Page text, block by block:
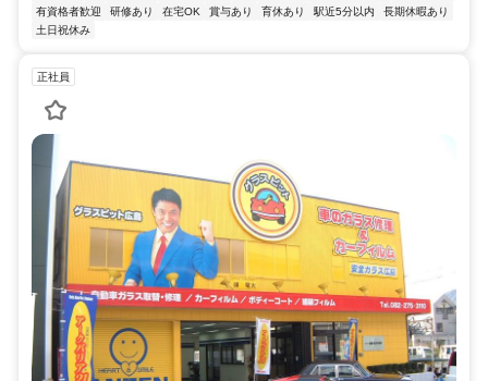
有資格者歓迎
研修あり 在宅OK 賞与あり 育休あり 駅近5分以内
長期休暇あり
土日祝休み
正社員